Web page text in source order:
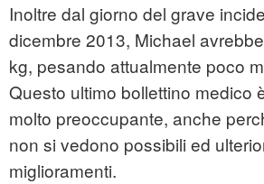
Inoltre dal giorno del grave
dicembre 2013, Michael
kg, pesando attualmente poco
Questo ultimo bollettino medico
molto preoccupante, anche
non si vedono possibili ed
miglioramenti.